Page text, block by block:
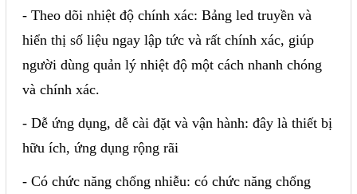
- Theo dõi nhiệt độ chính xác: Bảng led truyền và
hiển thị số liệu ngay lập tức và rất chính xác, giúp
người dùng quản lý nhiệt độ một cách nhanh chóng
và chính xác.
- Dễ ứng dụng, dễ cài đặt và vận hành: đây là thiết bị
hữu ích, ứng dụng rộng rãi
- Có chức năng chống nhiễu: có chức năng chống
Nhắn tin